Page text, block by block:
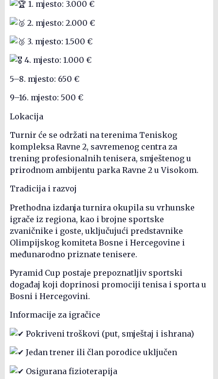
1. mjesto: 3.000 €
2. mjesto: 2.000 €
3. mjesto: 1.500 €
4. mjesto: 1.000 €
5–8. mjesto: 650 €
9–16. mjesto: 500 €
Lokacija
Turnir će se održati na terenima Teniskog
kompleksa Ravne 2, savremenog centra za
trening profesionalnih tenisera, smještenog u
prirodnom ambijentu parka Ravne 2 u Visokom.
Tradicija i razvoj
Prethodna izdanja turnira okupila su vrhunske
igrače iz regiona, kao i brojne sportske
zvaničnike i goste, uključujući predstavnike
Olimpijskog komiteta Bosne i Hercegovine i
međunarodno priznate tenisere.
Pyramid Cup postaje prepoznatljiv sportski
događaj koji doprinosi promociji tenisa i sporta u
Bosni i Hercegovini.
Informacije za igračice
Pokriveni troškovi (put, smještaj i ishrana)
Jedan trener ili član porodice uključen
Osigurana fizioterapija